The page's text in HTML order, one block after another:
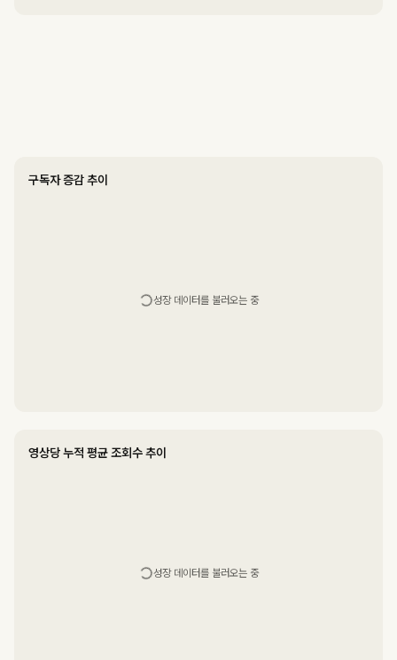
구독자 증감 추이
성장 데이터를 불러오는 중
영상당 누적 평균 조회수 추이
성장 데이터를 불러오는 중